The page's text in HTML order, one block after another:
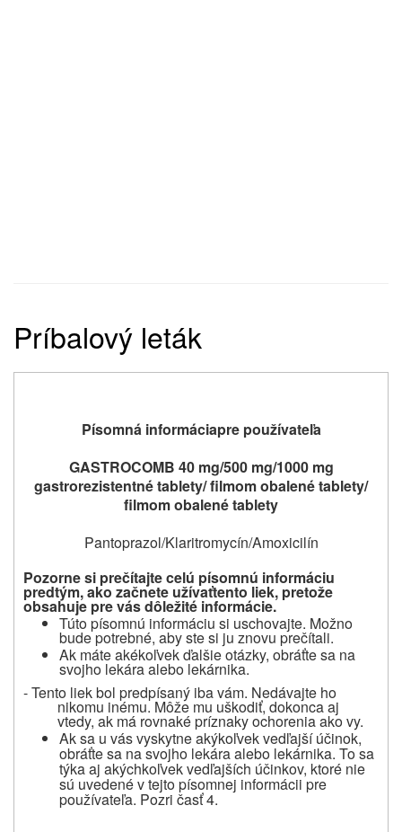
Príbalový leták
Písomná informáciapre používateľa
GASTROCOMB 40 mg/500 mg/1000 mg
gastrorezistentné tablety/ filmom obalené tablety/
filmom obalené tablety
Pantoprazol/Klaritromycín/Amoxicilín
Pozorne si prečítajte celú písomnú informáciu
predtým, ako začnete užívaťtento liek, pretože
obsahuje pre vás dôležité informácie.
Túto písomnú informáciu si uschovajte. Možno
bude potrebné, aby ste si ju znovu prečítali.
Ak máte akékoľvek ďalšie otázky, obráťte sa na
svojho lekára alebo lekárnika.
-Tento liek bol predpísaný iba vám. Nedávajte ho
nikomu inému. Môže mu uškodiť, dokonca aj
vtedy, ak má rovnaké príznaky ochorenia ako vy.
Ak sa u vás vyskytne akýkoľvek vedľajší účinok,
obráťte sa na svojho lekára alebo lekárnika. To sa
týka aj akýchkoľvek vedľajších účinkov, ktoré nie
sú uvedené v tejto písomnej informácii pre
používateľa. Pozri časť 4.